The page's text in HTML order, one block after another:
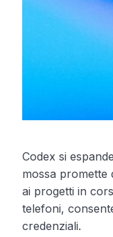
Codex si
mossa promette
ai progetti in
telefoni,
credenziali.